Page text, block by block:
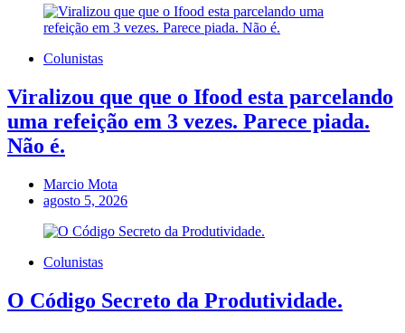
Colunistas
Viralizou que que o Ifood esta parcelando
uma refeição em 3 vezes. Parece piada.
Não é.
Marcio Mota
agosto 5, 2026
Colunistas
O Código Secreto da Produtividade.